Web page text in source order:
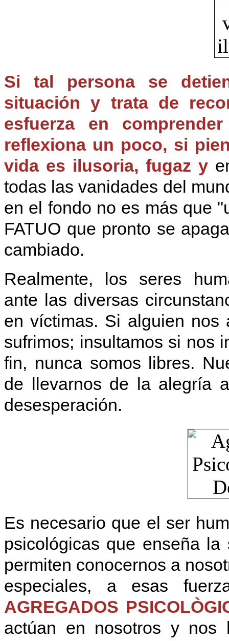
Si tal persona se
situación y trata de
esfuerza en
reflexiona un poco, si
vida es ilusoria, fugaz y
todas las vanidades del
en el fondo no es más que
FATUO que pronto se
cambiado.
Realmente, los seres
ante las diversas
en víctimas. Si alguien nos
sufrimos; insultamos si nos
fin, nunca somos libres.
de llevarnos de la alegría
desesperación.
Es necesario que el ser
psicológicas que enseña
permiten conocernos a
especiales, a esas
AGREGADOS
actúan en nosotros y nos